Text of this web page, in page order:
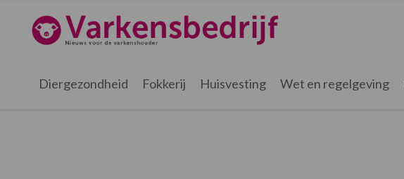
hoofdnavigatie
hoofd
eerste
voettekst
Varkensbedrijf.nl
Diergezondheid Fokkerij Huisvesting Wet en regelgeving